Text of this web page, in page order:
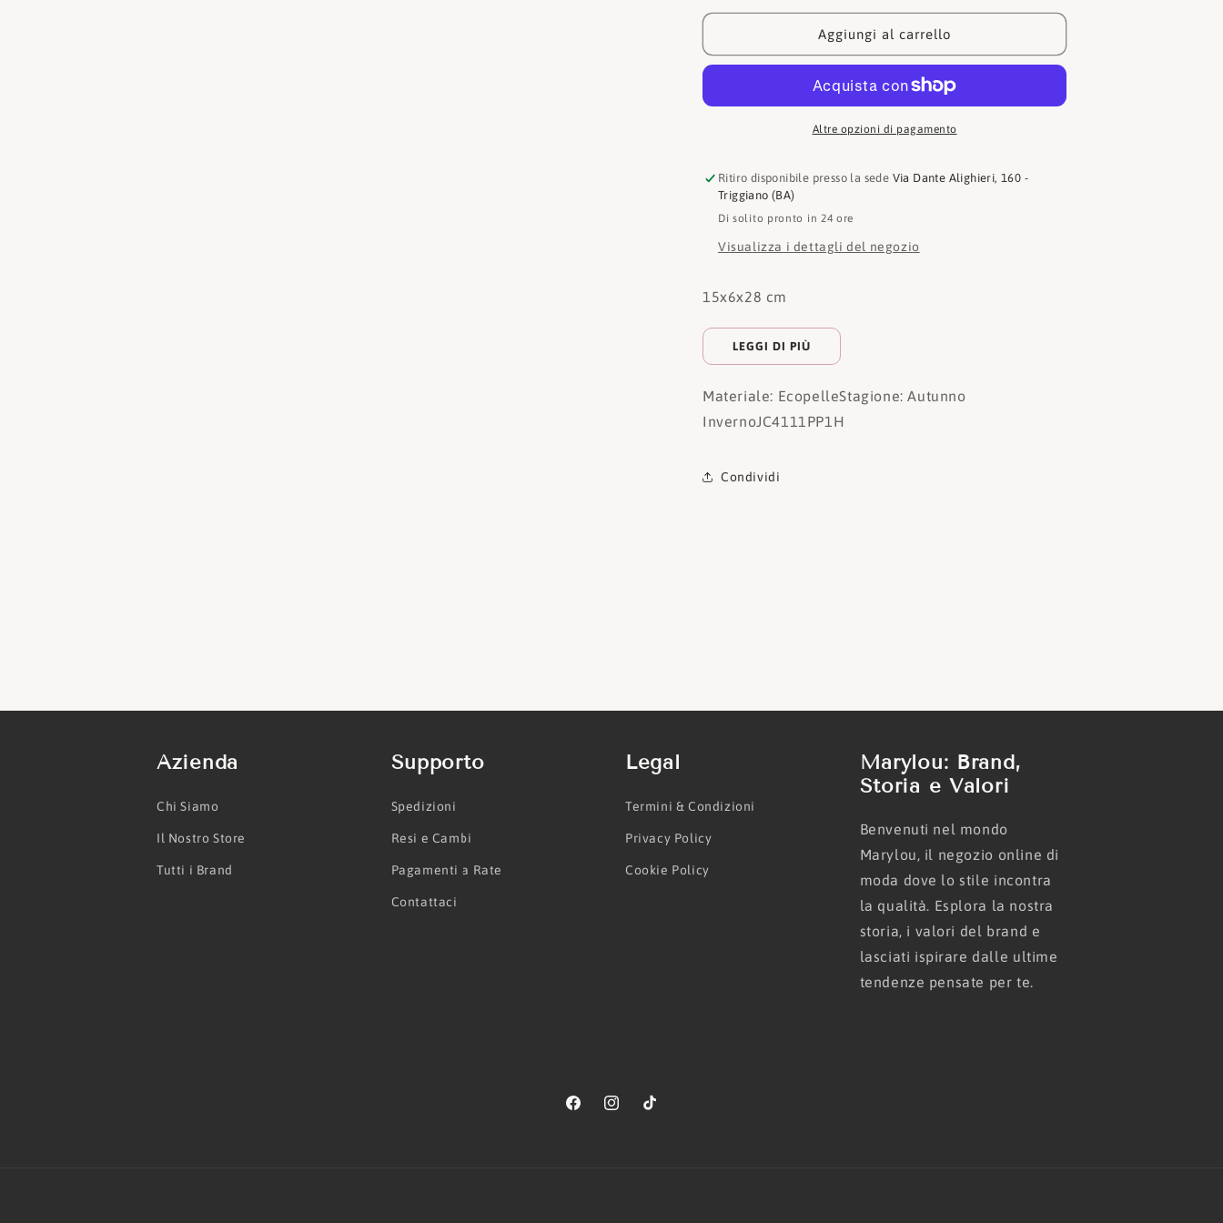
moschino
JC4111PP1H
moschino
Borsa
JC4111PP1H
Aggiungi al carrello
Altre opzioni di pagamento
Ritiro disponibile presso la sede Via Dante Alighieri, 160 -
Triggiano (BA)
Di solito pronto in 24 ore
Visualizza i dettagli del negozio
15x6x28 cm
LEGGI DI PIÙ
Materiale: EcopelleStagione: Autunno
InvernoJC4111PP1H
Condividi
Azienda
Chi Siamo
Il Nostro Store
Tutti i Brand
Supporto
Spedizioni
Resi e Cambi
Pagamenti a Rate
Contattaci
Legal
Termini & Condizioni
Privacy Policy
Cookie Policy
Marylou: Brand,
Storia e Valori
Benvenuti nel mondo
Marylou, il negozio online di
moda dove lo stile incontra
la qualità. Esplora la nostra
storia, i valori del brand e
lasciati ispirare dalle ultime
tendenze pensate per te.
FacebookInstagramTikTok